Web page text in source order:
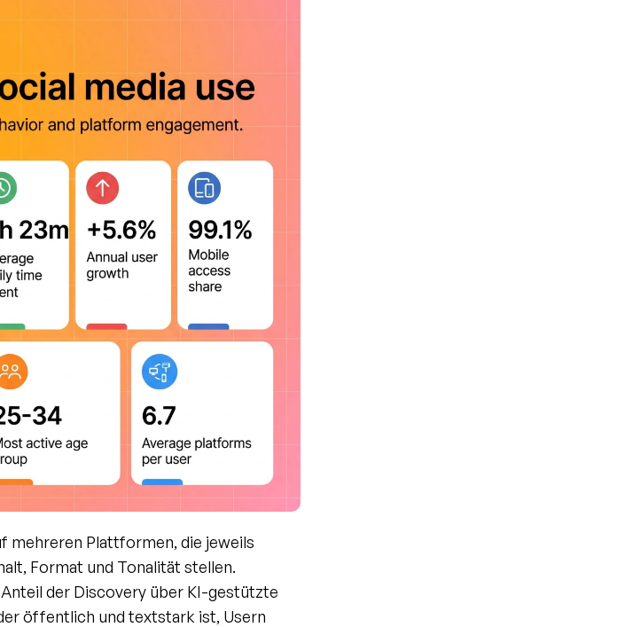
mehreren Plattformen, die jeweils
Format und Tonalität stellen.
der Discovery über KI-gestützte
öffentlich und textstark ist, Usern